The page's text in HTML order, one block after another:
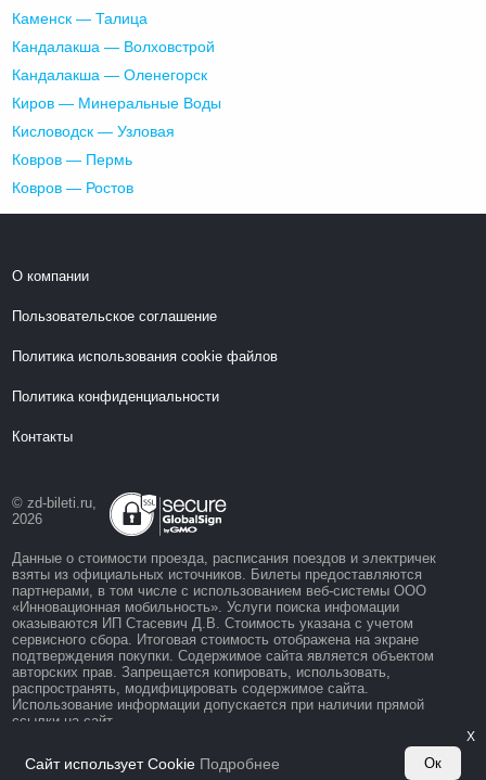
Каменск — Талица
Кандалакша — Волховстрой
Кандалакша — Оленегорск
Киров — Минеральные Воды
Кисловодск — Узловая
Ковров — Пермь
Ковров — Ростов
О компании
Пользовательское соглашение
Политика использования cookie файлов
Политика конфиденциальности
Контакты
© zd-bileti.ru,
2026
Данные о стоимости проезда, расписания поездов и электричек
взяты из официальных источников. Билеты предоставляются
партнерами, в том числе с использованием веб-системы ООО
«Инновационная мобильность». Услуги поиска инфомации
оказываются ИП Стасевич Д.В. Стоимость указана с учетом
сервисного сбора. Итоговая стоимость отображена на экране
подтверждения покупки. Содержимое сайта является объектом
авторских прав. Запрещается копировать, использовать,
распространять, модифицировать содержимое сайта.
Использование информации допускается при наличии прямой
ссылки на сайт.
X
Сайт использует Cookie Подробнее Ок